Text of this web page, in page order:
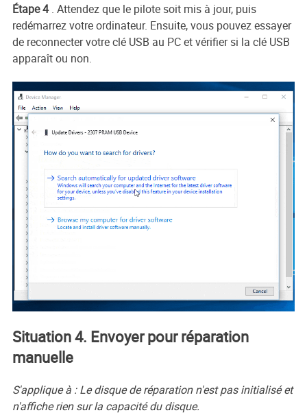
Étape 4. Attendez que le pilote soit mis à jour, puis
redémarrez votre ordinateur. Ensuite, vous pouvez essayer
de reconnecter votre clé USB au PC et vérifier si la clé USB
apparaît ou non.
Situation 4. Envoyer pour réparation
manuelle
S'applique à : Le disque de réparation n'est pas initialisé et
n'affiche rien sur la capacité du disque.